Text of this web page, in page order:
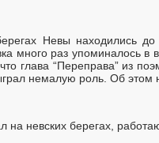
Невы находились до
много раз упоминалось в
глава “Переправа” из
немалую роль. Об
на невских берегах,